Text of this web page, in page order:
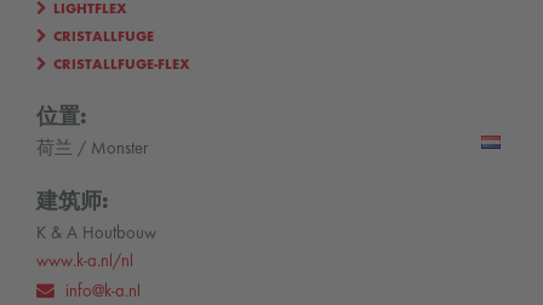
LIGHTFLEX
CRISTALLFUGE
CRISTALLFUGE-FLEX
位置:
荷兰 / Monster
建筑师:
K & A Houtbouw
www.k-a.nl/nl
info@k-a.nl